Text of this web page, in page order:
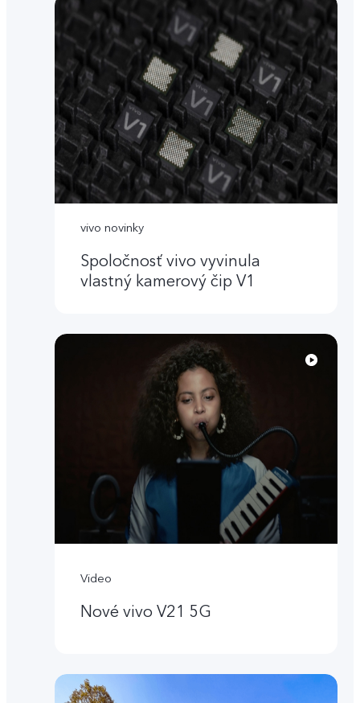
vivo novinky
Spoločnosť vivo vyvinula
vlastný kamerový čip V1
Video
Nové vivo V21 5G